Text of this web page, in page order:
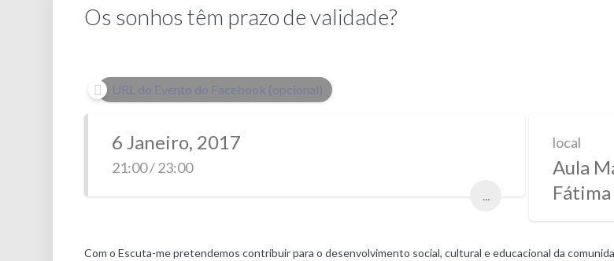
Os sonhos têm prazo de validade?
URL do Evento do Facebook (opcional)
6 Janeiro, 2017
21:00 / 23:00
...
local
Aula
Fátima
Com o Escuta-me pretendemos contribuir para o desenvolvimento social, cultural e educacional da